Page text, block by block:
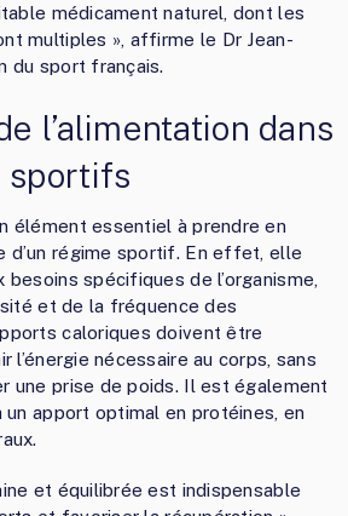
médicament naturel, dont les
multiples », affirme le Dr Jean-
du sport français.
l’alimentation dans
sportifs
élément essentiel à prendre en
d’un régime sportif. En effet, elle
spécifiques de l’organisme,
et de la fréquence des
caloriques doivent être
l’énergie nécessaire au corps, sans
une prise de poids. Il est également
apport optimal en protéines, en
et équilibrée est indispensable